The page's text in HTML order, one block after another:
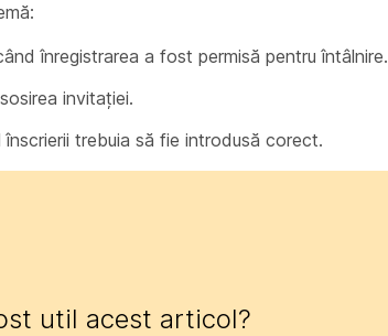
înregistrarea a fost permisă pentru întâlnire.
invitației.
trebuia să fie introdusă corect.
util acest articol?